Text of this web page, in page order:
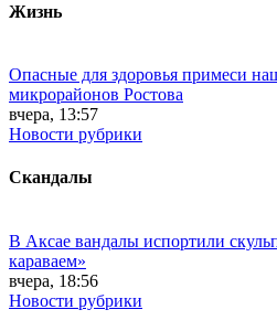
Жизнь
Опасные для здоровья примеси
микрорайонов Ростова
вчера, 13:57
Новости рубрики
Скандалы
В Аксае вандалы испортили
караваем»
вчера, 18:56
Новости рубрики